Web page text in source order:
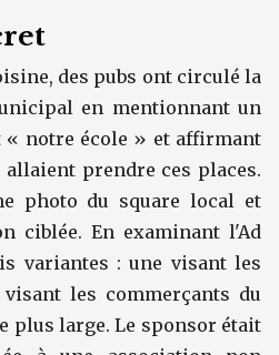
des pubs ont circulé la
en mentionnant un
notre école » et affirmant
prendre ces places.
photo du square local et
ciblée. En examinant l'Ad
variantes : une visant les
les commerçants du
plus large. Le sponsor était